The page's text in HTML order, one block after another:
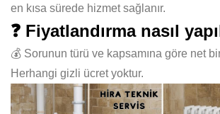
en kısa sürede hizmet sağlanır.
❓ Fiyatlandırma nasıl
💰 Sorunun türü ve kapsamına göre net
Herhangi gizli ücret yoktur.